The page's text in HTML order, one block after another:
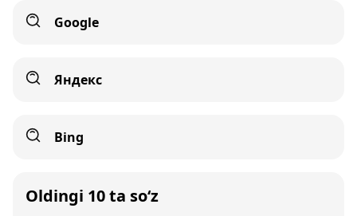
Google
Яндекс
Bing
Oldingi 10 ta so‘z